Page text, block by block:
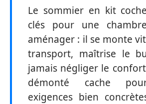
Le sommier en kit
clés pour une
aménager : il se monte
transport, maîtrise le
jamais négliger le
démonté cache
exigences bien